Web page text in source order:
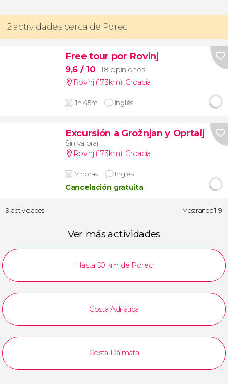
2 actividades cerca de Porec
Free tour por Rovinj
9,6 / 10
18 opiniones
Rovinj (17.3km), Croacia
1h 45m Inglés
Excursión a Grožnjan y Oprtalj
Sin valorar
Rovinj (17.3km), Croacia
7 horas Inglés
Cancelación gratuita
9 actividades Mostrando 1-9
Ver más actividades
Hasta 50 km de Porec
Costa Adriática
Costa Dálmata